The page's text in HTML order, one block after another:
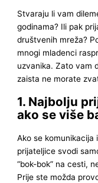
Stvaraju li vam
godinama? Ili pak
društvenih mreža?
mnogi mladenci
uzvanika. Zato vam
zaista ne morate
1. Najbolju
ako se više
Ako se komunikacija
prijateljice svodi
“bok-bok” na cesti,
Prije ste možda